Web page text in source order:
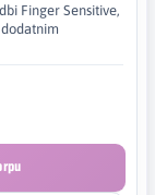
Finger Sensitive,